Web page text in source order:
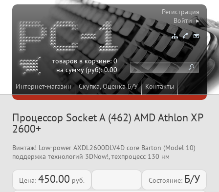
Интернет-магазин Скупка, Оценка Б/У Контакты
товаров в корзине:0
на сумму (руб):0.00
Регистрация
Войти ▸
Процессор Socket A (462) AMD Athlon XP
2600+
Винтаж! Low-power AXDL2600DLV4D core Barton (Model 10)
поддержка технологий 3DNow!, техпроцесс 130 нм
Цена: 450.00 руб. Состояние: Б/У